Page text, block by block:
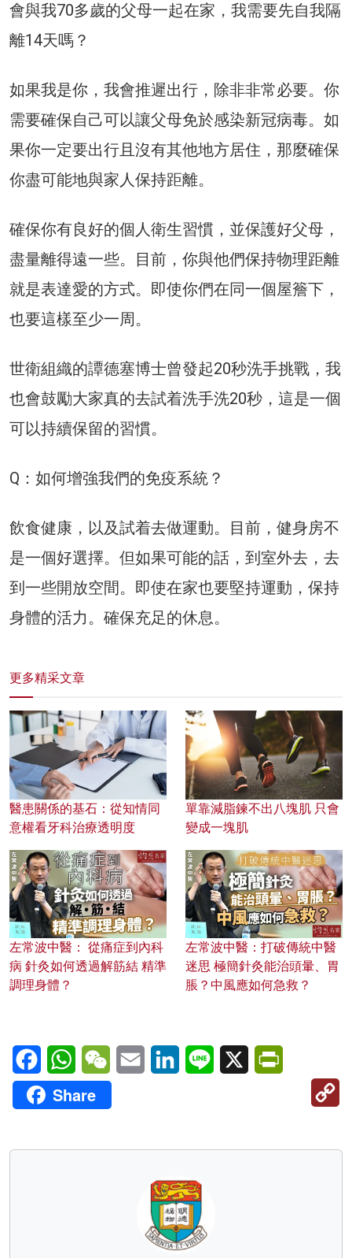
會與我70多歲的父母一起在家，我需要先自我隔
離14天嗎？
如果我是你，我會推遲出行，除非非常必要。你
需要確保自己可以讓父母免於感染新冠病毒。如
果你一定要出行且沒有其他地方居住，那麼確保
你盡可能地與家人保持距離。
確保你有良好的個人衛生習慣，並保護好父母，
盡量離得遠一些。目前，你與他們保持物理距離
就是表達愛的方式。即使你們在同一個屋簷下，
也要這樣至少一周。
世衛組織的譚德塞博士曾發起20秒洗手挑戰，我
也會鼓勵大家真的去試着洗手洗20秒，這是一個
可以持續保留的習慣。
Q：如何增強我們的免疫系統？
飲食健康，以及試着去做運動。目前，健身房不
是一個好選擇。但如果可能的話，到室外去，去
到一些開放空間。即使在家也要堅持運動，保持
身體的活力。確保充足的休息。
更多精采文章
醫患關係的基石：從知情同
意權看牙科治療透明度
單靠減脂鍊不出八塊肌 只會
變成一塊肌
左常波中醫： 從痛症到內科
病 針灸如何透過解筋結 精準
調理身體？
左常波中醫：打破傳統中醫
迷思 極簡針灸能治頭暈、胃
脹？中風應如何急救？
FacebookWhatsAppWeChatEmail LinkedInLine X
Share